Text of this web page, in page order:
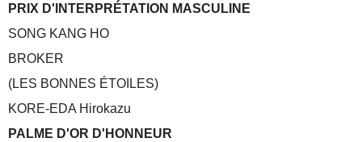
PRIX D'INTERPRÉTATION MASCULINE
SONG KANG HO
BROKER
(LES BONNES ÉTOILES)
KORE-EDA Hirokazu
PALME D'OR D'HONNEUR